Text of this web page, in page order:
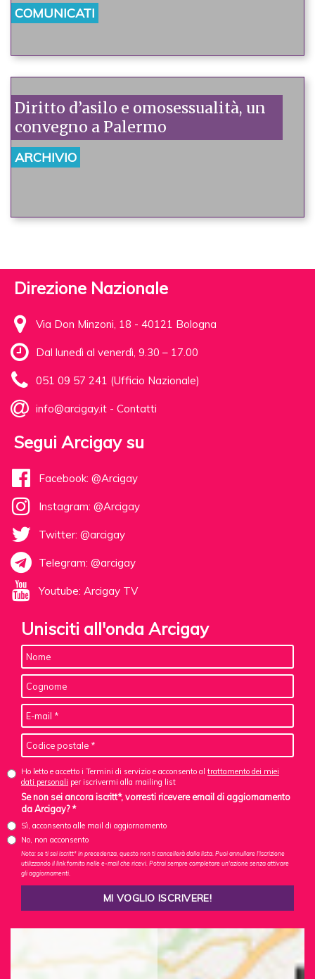
COMUNICATI
Diritto d’asilo e omosessualità, un
convegno a Palermo
ARCHIVIO
Direzione Nazionale
Via Don Minzoni, 18 - 40121 Bologna
Dal lunedì al venerdì, 9.30 – 17.00
051 09 57 241 (Ufficio Nazionale)
info@arcigay.it - Contatti
Segui Arcigay su
Facebook: @Arcigay
Instagram: @Arcigay
Twitter: @arcigay
Telegram: @arcigay
Youtube: Arcigay TV
Unisciti all'onda Arcigay
Ho letto e accetto i Termini di servizio e acconsento al trattamento dei miei
dati personali per iscrivermi alla mailing list
Se non sei ancora iscritt*, vorresti ricevere email di aggiornamento
da Arcigay? *
Sì, acconsento alle mail di aggiornamento
No, non acconsento
Nota: se ti sei iscritt* in precedenza, questo non ti cancellerà dalla lista. Puoi annullare l'iscrizione
utilizzando il link fornito nelle e-mail che ricevi. Potrai sempre completare un'azione senza attivare
gli aggiornamenti.